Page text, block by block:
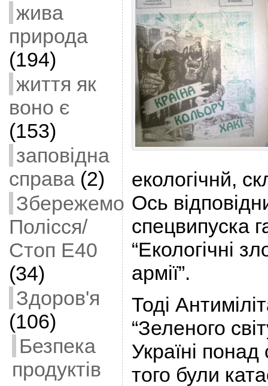
жива
природа
(194)
життя як
воно є
(153)
заповідна
справа(2)
Збережемо
Полісся/
Стоп Е40
(34)
Здоров'я
(106)
Безпека
продуктів
екологічнй,
Ось
спецвипуска
“Екологічні
армії”.
Тоді
“Зеленого
Україні понад
того були